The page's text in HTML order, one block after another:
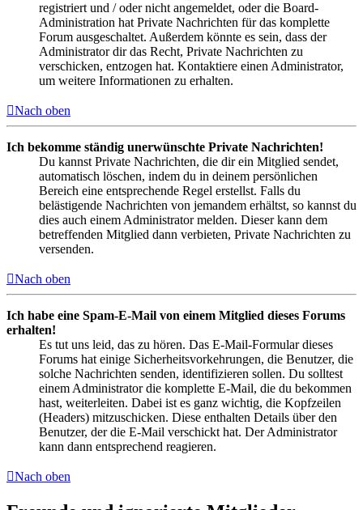
registriert und / oder nicht angemeldet, oder die Board-
Administration hat Private Nachrichten für das komplette
Forum ausgeschaltet. Außerdem könnte es sein, dass der
Administrator dir das Recht, Private Nachrichten zu
verschicken, entzogen hat. Kontaktiere einen Administrator,
um weitere Informationen zu erhalten.
Nach oben
Ich bekomme ständig unerwünschte Private Nachrichten!
Du kannst Private Nachrichten, die dir ein Mitglied sendet,
automatisch löschen, indem du in deinem persönlichen
Bereich eine entsprechende Regel erstellst. Falls du
belästigende Nachrichten von jemandem erhältst, so kannst du
dies auch einem Administrator melden. Dieser kann dem
betreffenden Mitglied dann verbieten, Private Nachrichten zu
versenden.
Nach oben
Ich habe eine Spam-E-Mail von einem Mitglied dieses Forums
erhalten!
Es tut uns leid, das zu hören. Das E-Mail-Formular dieses
Forums hat einige Sicherheitsvorkehrungen, die Benutzer, die
solche Nachrichten senden, identifizieren sollen. Du solltest
einem Administrator die komplette E-Mail, die du bekommen
hast, weiterleiten. Dabei ist es ganz wichtig, die Kopfzeilen
(Headers) mitzuschicken. Diese enthalten Details über den
Benutzer, der die E-Mail verschickt hat. Der Administrator
kann dann entsprechend reagieren.
Nach oben